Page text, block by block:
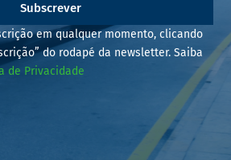
Subscrever
em qualquer momento, clicando
do rodapé da newsletter. Saiba
de Privacidade